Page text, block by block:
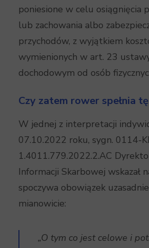
poniesione w celu osiągnięcia
lub zachowania albo
przychodów, z wyjątkiem
wymienionych w art. 23
dochodowym od osób
Czy zatem rower spełnia
W jednej z interpretacji
07.10.2022 roku, sygn. 0114-
1.4011.779.2022.2.AC
Informacji Skarbowej wskazał
spoczywa obowiązek
mianowicie:
„O tym co jest celowe i